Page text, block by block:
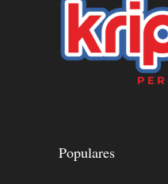
Populares